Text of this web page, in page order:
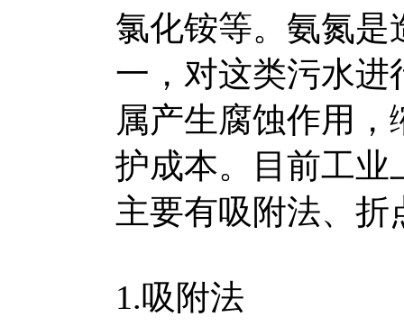
氯化铵等。氨氮是
一，对这类污水进
属产生腐蚀作用
护成本。目前工业
主要有吸附法、
1.吸附法